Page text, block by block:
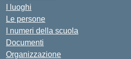
I luoghi
Le persone
I numeri della scuola
Documenti
Organizzazione